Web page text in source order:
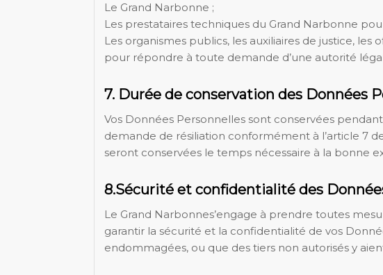
Le Grand Narbonne ;
Les prestataires techniques du Grand Narbonne
Les organismes publics, les auxiliaires de justice,
pour répondre à toute demande d’une autorité
7. Durée de conservation des Données
Vos Données Personnelles sont conservées
demande de résiliation conformément à l’article 7
seront conservées le temps nécessaire à la bonne
8.Sécurité et confidentialité des
Le Grand Narbonnes’engage à prendre toutes
garantir la sécurité et la confidentialité de vos
endommagées, ou que des tiers non autorisés y